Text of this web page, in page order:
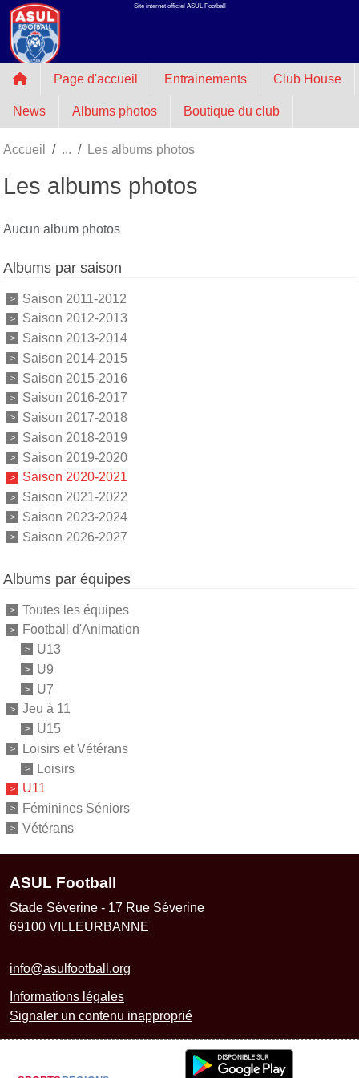
Site internet officiel ASUL Football
Page d'accueil Entrainements Club House
News Albums photos Boutique du club
Accueil Les albums photos
Les albums photos
Aucun album photos
Albums par saison
Saison 2011-2012
Saison 2012-2013
Saison 2013-2014
Saison 2014-2015
Saison 2015-2016
Saison 2016-2017
Saison 2017-2018
Saison 2018-2019
Saison 2019-2020
Saison 2020-2021
Saison 2021-2022
Saison 2023-2024
Saison 2026-2027
Albums par équipes
Toutes les équipes
Football d'Animation
U13
U9
U7
Jeu à 11
U15
Loisirs et Vétérans
Loisirs
U11
Féminines Séniors
Vétérans
ASUL Football
Stade Séverine - 17 Rue Séverine
69100 VILLEURBANNE
info@asulfootball.org
Informations légales
Signaler un contenu inapproprié
Panneau de gestion des cookies